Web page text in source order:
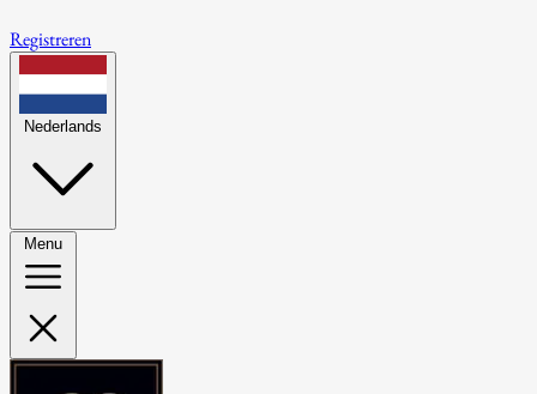
Registreren
Nederlands
Menu